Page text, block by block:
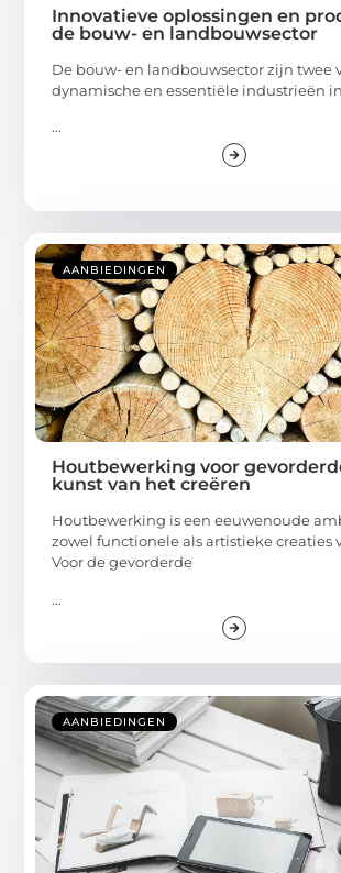
Innovatieve oplossingen en
de bouw- en landbouwsector
De bouw- en landbouwsector zijn twee
dynamische en essentiële industrieën
...
AANBIEDINGEN
Houtbewerking voor
kunst van het creëren
Houtbewerking is een eeuwenoude
zowel functionele als artistieke creaties
Voor de gevorderde
...
AANBIEDINGEN